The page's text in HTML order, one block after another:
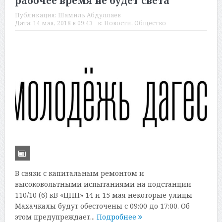
Публикация: Шамиль Абдуллаев
Дата: 14 мая, 2018 в 09:43 в: Новости, Общество
В связи с капитальным ремонтом и
высоковольтными испытаниями на подстанции
110/10 (6) кВ «ЦПП» 14 и 15 мая некоторые улицы
Махачкалы будут обесточены с 09:00 до 17:00. Об
этом предупреждает... Подробнее